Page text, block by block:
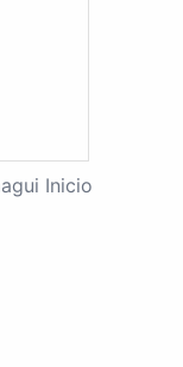
Inicio